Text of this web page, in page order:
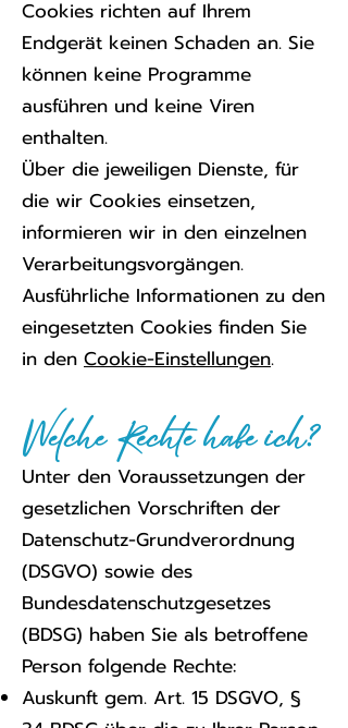
Cookies richten auf Ihrem
Endgerät keinen Schaden an. Sie
können keine Programme
ausführen und keine Viren
enthalten.
Über die jeweiligen Dienste, für
die wir Cookies einsetzen,
informieren wir in den einzelnen
Verarbeitungsvorgängen.
Ausführliche Informationen zu den
eingesetzten Cookies finden Sie
in den Cookie-Einstellungen.
Welche Rechte habe ich?
Unter den Voraussetzungen der
gesetzlichen Vorschriften der
Datenschutz-Grundverordnung
(DSGVO) sowie des
Bundesdatenschutzgesetzes
(BDSG) haben Sie als betroffene
Person folgende Rechte:
Auskunft gem. Art. 15 DSGVO, §